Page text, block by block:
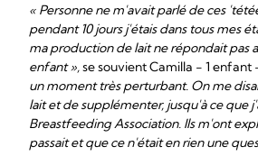
« Personne ne m'avait parlé de ces
pendant 10 jours j'étais dans tous mes
ma production de lait ne répondait pas
enfant »,se souvient Camilla - 1 enfant
un moment très perturbant. On me
lait et de supplémenter, jusqu'à ce que
Breastfeeding Association. Ils m'ont
passait et que ce n'était en rien une